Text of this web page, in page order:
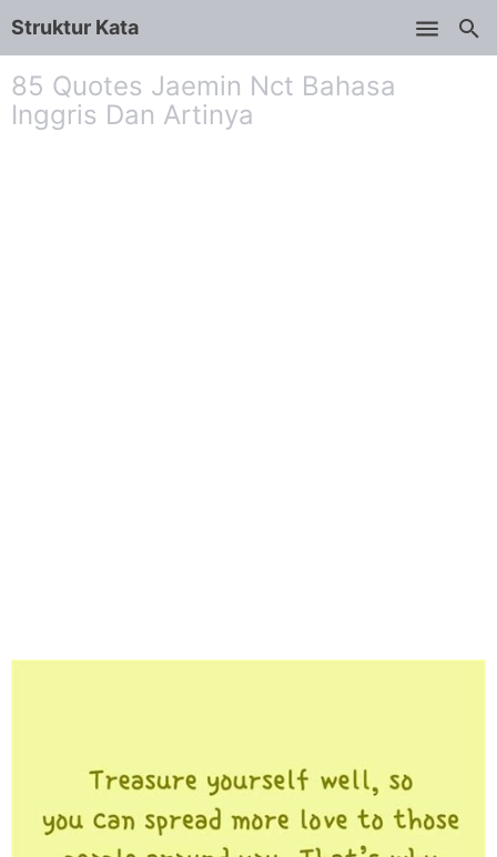
Struktur Kata
85 Quotes Jaemin Nct Bahasa
Inggris Dan Artinya